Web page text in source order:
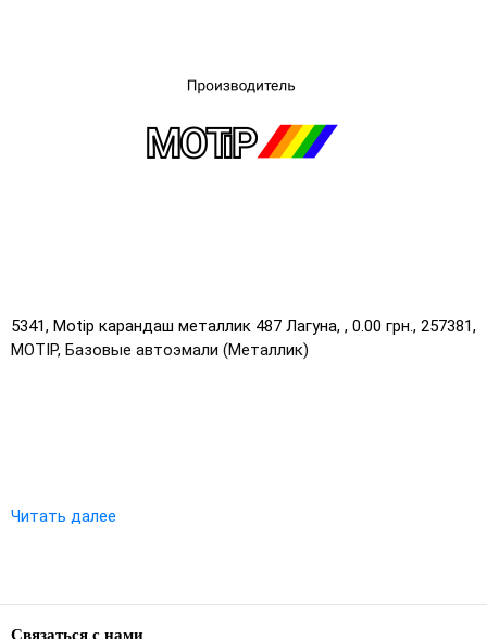
5341, Motip карандаш металлик 487 Лагуна, , 0.00 грн., 257381,
MOTIP, Базовые автоэмали (Металлик)
Читать далее
Связаться с нами